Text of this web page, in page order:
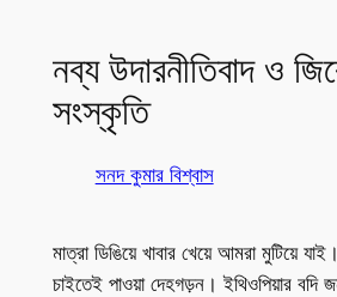
নব্য উদারনীতিবাদ ও
সংস্কৃতি
সনদ কুমার বিশ্বাস
মাত্রা ডিঙিয়ে খাবার খেয়ে আমরা মুটিয়ে
চাইতেই পাওয়া দেহগড়ন। ইথিওপিয়ার বদি